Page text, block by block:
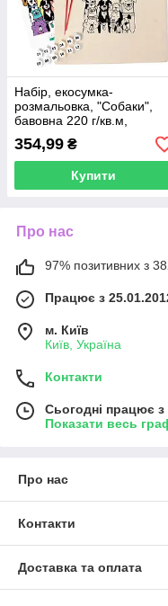
Набір, екосумка-
розмальовка, "Собаки",
бавовна 220 г/кв.м,
354,99 ₴
Купити
Про нас
97% позитивних з
Працює з
м. Київ
Київ, Україна
Контакти
Сьогодні працює
Показати весь
Про нас
Контакти
Доставка та оплата